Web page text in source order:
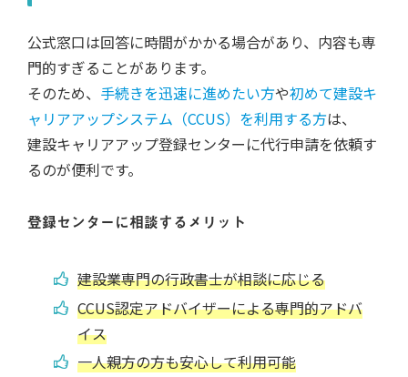
公式窓口は回答に時間がかかる場合があり、内容も専
門的すぎることがあります。
そのため、 手続きを迅速に進めたい方や初めて建設キ
ャリアアップシステム（CCUS）を利用する方は、
建設キャリアアップ登録センターに代行申請を依頼す
るのが便利です。
登録センターに相談するメリット
建設業専門の行政書士が相談に応じる
CCUS認定アドバイザーによる専門的アドバ
イス
一人親方の方も安心して利用可能